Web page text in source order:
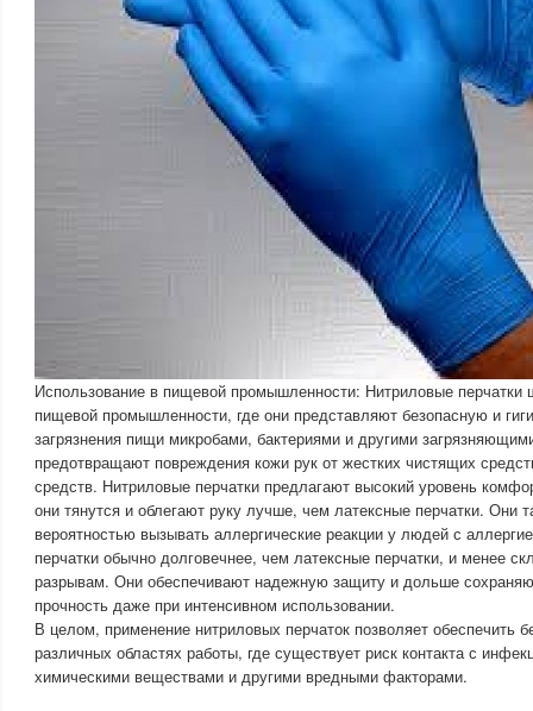
Использование в пищевой промышленности: Нитриловые перчатки
пищевой промышленности, где они представляют безопасную и
загрязнения пищи микробами, бактериями и другими
предотвращают повреждения кожи рук от жестких чистящих
средств. Нитриловые перчатки предлагают высокий уровень
они тянутся и облегают руку лучше, чем латексные перчатки. Они
вероятностью вызывать аллергические реакции у людей с
перчатки обычно долговечнее, чем латексные перчатки, и менее
разрывам. Они обеспечивают надежную защиту и дольше
прочность даже при интенсивном использовании.
В целом, применение нитриловых перчаток позволяет обеспечить
различных областях работы, где существует риск контакта с
химическими веществами и другими вредными факторами.